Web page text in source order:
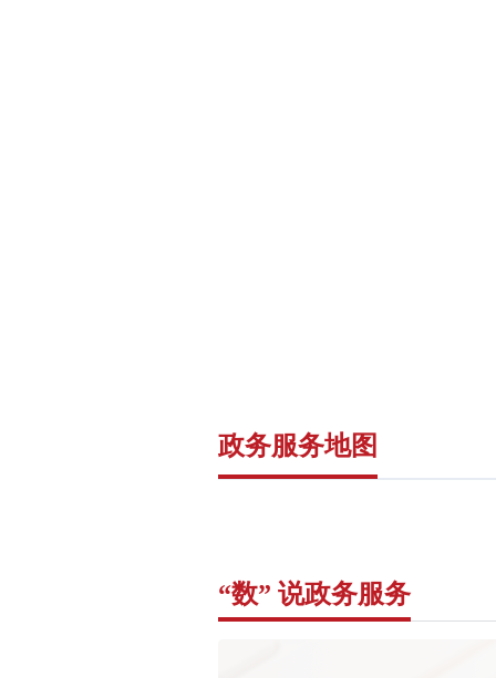
政务服务地图
“数” 说政务服务